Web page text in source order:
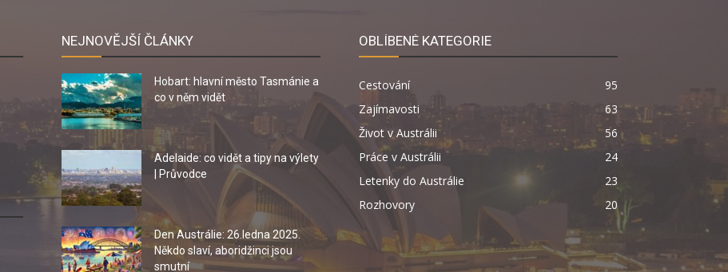
NEJNOVĚJŠÍ ČLÁNKY
Hobart: hlavní město Tasmánie a
co v něm vidět
Adelaide: co vidět a tipy na výlety
| Průvodce
Den Austrálie: 26.ledna 2025.
Někdo slaví, aboridžinci jsou
smutní
OBLÍBENÉ KATEGORIE
Cestování
95
Zajímavosti
63
Život v Austrálii
56
Práce v Austrálii
24
Letenky do Austrálie
23
Rozhovory
20